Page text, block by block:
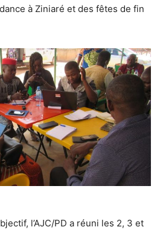
à Ziniaré et des fêtes de fin
l’AJC/PD a réuni les 2, 3 et